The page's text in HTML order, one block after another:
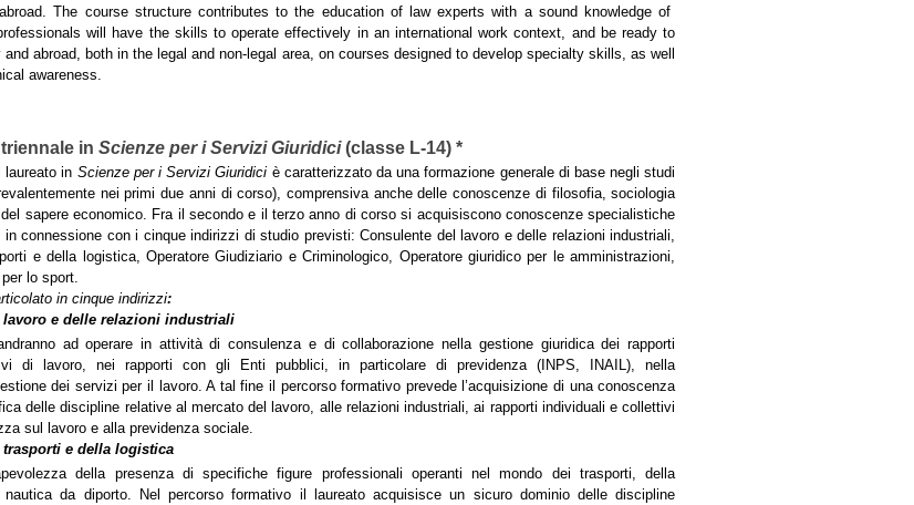
The course structure contributes to the education of law experts with a sound knowledge of
will have the skills to operate effectively in an international work context, and be ready to
abroad, both in the legal and non-legal area, on courses designed to develop specialty skills, as well
awareness.
in Scienze per i Servizi Giuridici(classe L-14) *
laureato in Scienze per i Servizi Giuridici è caratterizzato da una formazione generale di base negli studi
nei primi due anni di corso), comprensiva anche delle conoscenze di filosofia, sociologia
sapere economico. Fra il secondo e il terzo anno di corso si acquisiscono conoscenze specialistiche
connessione con i cinque indirizzi di studio previsti: Consulente del lavoro e delle relazioni industriali,
e della logistica, Operatore Giudiziario e Criminologico, Operatore giuridico per le amministrazioni,
lo sport.
in cinque indirizzi:
lavoro e delle relazioni industriali
ad operare in attività di consulenza e di collaborazione nella gestione giuridica dei rapporti
di lavoro, nei rapporti con gli Enti pubblici, in particolare di previdenza (INPS, INAIL), nella
dei servizi per il lavoro. A tal fine il percorso formativo prevede l’acquisizione di una conoscenza
delle discipline relative al mercato del lavoro, alle relazioni industriali, ai rapporti individuali e collettivi
sul lavoro e alla previdenza sociale.
trasporti e della logistica
della presenza di specifiche figure professionali operanti nel mondo dei trasporti, della
nautica da diporto. Nel percorso formativo il laureato acquisisce un sicuro dominio delle discipline